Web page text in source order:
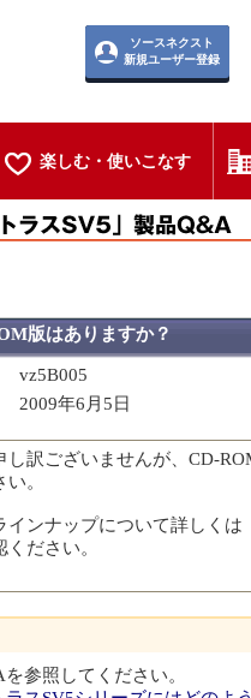
ソースネクスト
新規ユーザー登録
楽しむ・使いこなす
版はありますか？
vz5B005
2009年6月5日
し訳ございませんが、CD-
い。
インナップについて詳しくは
ください。
参照してください。